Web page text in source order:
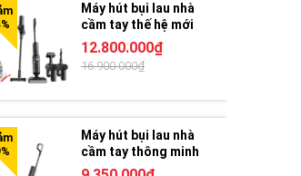
Máy hút bụi lau nhà
cầm tay thế hệ mới
Roborock F25 ACE
Combo
12.800.000₫
16.900.000₫
Máy hút bụi lau nhà
cầm tay thông minh
Roborock F25 ACE